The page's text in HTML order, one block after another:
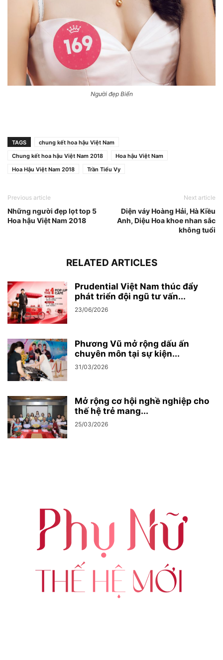
Người đẹp Biển
TAGS
chung kết hoa hậu Việt Nam
Chung kết hoa hậu Việt Nam 2018
Hoa hậu Việt Nam
Hoa Hậu Việt Nam 2018
Trần Tiểu Vy
Previous article
Những người đẹp lọt top 5
Hoa hậu Việt Nam 2018
Next article
Diện váy Hoàng Hải, Hà Kiều
Anh, Diệu Hoa khoe nhan sắc
không tuổi
RELATED ARTICLES
Prudential Việt Nam thúc đẩy
phát triển đội ngũ tư vấn...
23/06/2026
Phương Vũ mở rộng dấu ấn
chuyên môn tại sự kiện...
31/03/2026
Mở rộng cơ hội nghề nghiệp cho
thế hệ trẻ mang...
25/03/2026